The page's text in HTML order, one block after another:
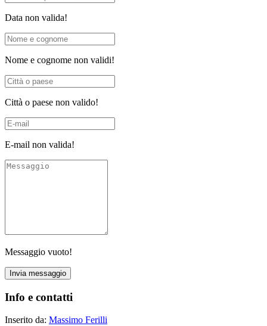
Data non valida!
Nome e cognome non validi!
Città o paese non valido!
E-mail non valida!
Messaggio vuoto!
Info e contatti
Inserito da: Massimo Ferilli